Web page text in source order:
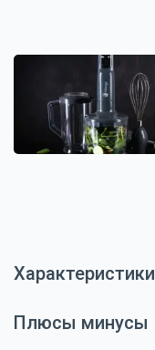
Характеристики
Плюсы минусы